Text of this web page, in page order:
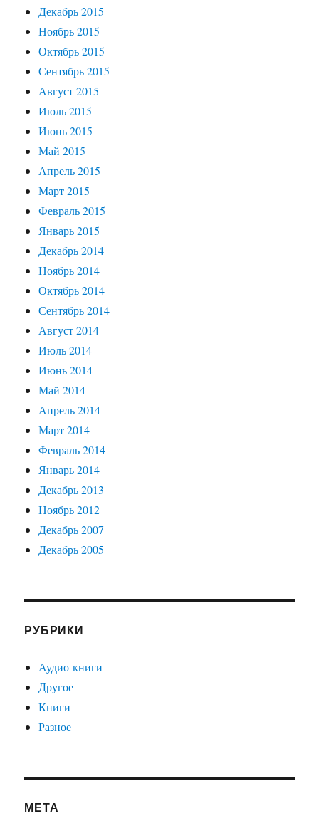
Декабрь 2015
Ноябрь 2015
Октябрь 2015
Сентябрь 2015
Август 2015
Июль 2015
Июнь 2015
Май 2015
Апрель 2015
Март 2015
Февраль 2015
Январь 2015
Декабрь 2014
Ноябрь 2014
Октябрь 2014
Сентябрь 2014
Август 2014
Июль 2014
Июнь 2014
Май 2014
Апрель 2014
Март 2014
Февраль 2014
Январь 2014
Декабрь 2013
Ноябрь 2012
Декабрь 2007
Декабрь 2005
РУБРИКИ
Аудио-книги
Другое
Книги
Разное
МЕТА